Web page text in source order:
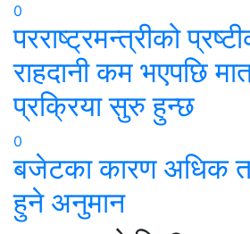
0
परराष्ट्रमन्त्रीको
राहदानी कम भएपछि
प्रक्रिया सुरु हुन्छ
0
बजेटका कारण अधिक
हुने अनुमान